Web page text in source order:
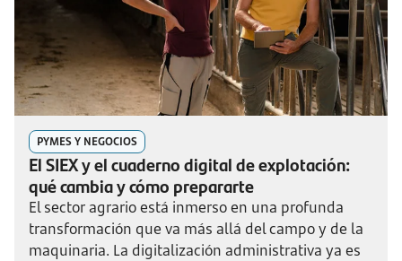
PYMES Y NEGOCIOS
El SIEX y el cuaderno digital de explotación:
qué cambia y cómo prepararte
El sector agrario está inmerso en una profunda
transformación que va más allá del campo y de la
maquinaria. La digitalización administrativa ya es